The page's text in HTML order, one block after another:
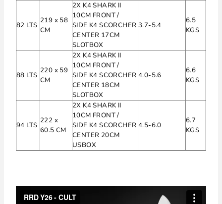
82 LTS
219 x 58
CM
2X K4 SHARK II
10CM FRONT /
SIDE K4 SCORCHER
CENTER 17CM
SLOTBOX
3.7-5.4
6.5
KGS
88 LTS
220 x 59
CM
2X K4 SHARK II
10CM FRONT /
SIDE K4 SCORCHER
CENTER 18CM
SLOTBOX
4.0-5.6
6.6
KGS
94 LTS
222 x
60.5 CM
2X K4 SHARK II
10CM FRONT /
SIDE K4 SCORCHER
CENTER 20CM
USBOX
4.5-6.0
6.7
KGS